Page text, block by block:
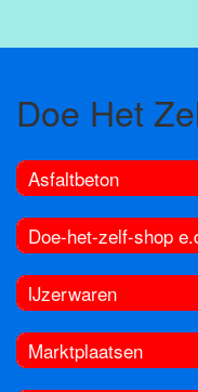
Doe Het
Asfaltbeton
Doe-het-zelf-shop
IJzerwaren
Marktplaatsen